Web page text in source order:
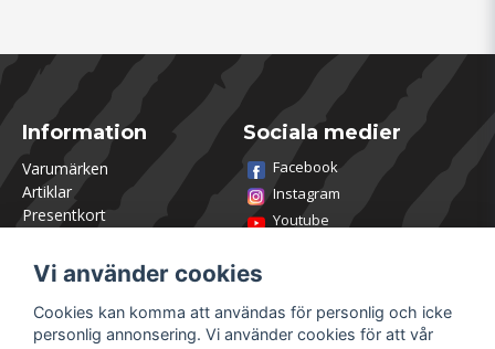
Information
Varumärken
Artiklar
Presentkort
Om Utklasad
Team Utklasad
Recensera och vinn
Öppettider Lagershop
Sociala medier
Facebook
Instagram
Youtube
Vi använder cookies
Cookies kan komma att användas för personlig och icke
personlig annonsering. Vi använder cookies för att vår